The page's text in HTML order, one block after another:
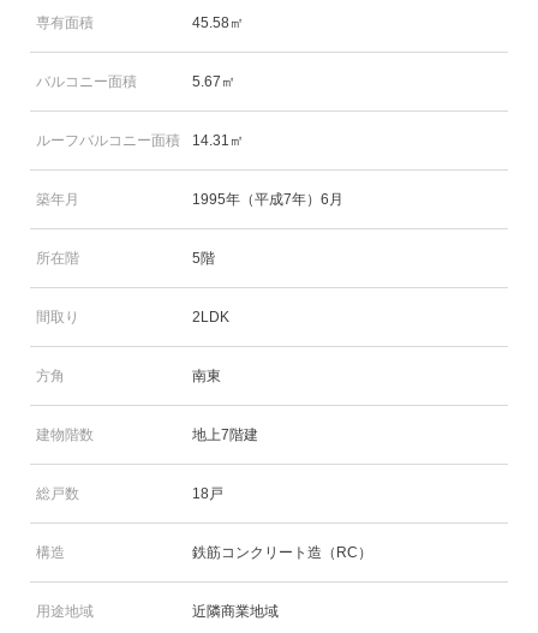
専有面積 45.58㎡
バルコニー面積 5.67㎡
ルーフバルコニー面積 14.31㎡
築年月 1995年（平成7年）6月
所在階 5階
間取り 2LDK
方角 南東
建物階数 地上7階建
総戸数 18戸
構造 鉄筋コンクリート造（RC）
用途地域 近隣商業地域